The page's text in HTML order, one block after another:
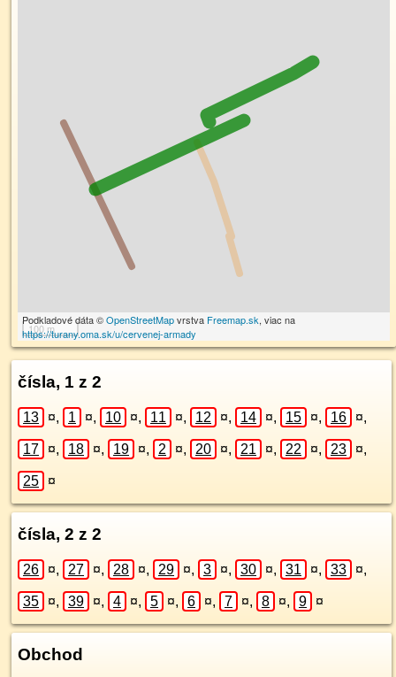
100 m
Podkladové dáta ©OpenStreetMapvrstva Freemap.sk, viac na
https://turany.oma.sk/u/cervenej-armady
čísla, 1 z 2
13 ¤, 1 ¤, 10 ¤, 11 ¤, 12 ¤, 14 ¤, 15 ¤, 16 ¤,
17 ¤, 18 ¤, 19 ¤, 2 ¤, 20 ¤, 21 ¤, 22 ¤, 23 ¤,
25 ¤
čísla, 2 z 2
26 ¤, 27 ¤, 28 ¤, 29 ¤, 3 ¤, 30 ¤, 31 ¤, 33 ¤,
35 ¤, 39 ¤, 4 ¤, 5 ¤, 6 ¤, 7 ¤, 8 ¤, 9 ¤
Obchod